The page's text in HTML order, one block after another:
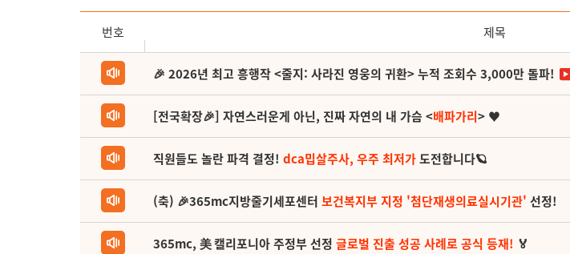
번호 제목
🎉 2026년 최고 흥행작 <줄지: 사라진 영웅의 귀환> 누적 조회수 3,000만 돌파!
[전국확장🎉] 자연스러운게 아닌, 진짜 자연의 내 가슴 <배파가리> ♥
직원들도 놀란 파격 결정! dca밉살주사, 우주 최저가도전합니다🪐
(축) 🎉365mc지방줄기세포센터 보건복지부 지정 '첨단재생의료실시기관' 선정!
365mc, 美 캘리포니아 주정부 선정 글로벌 진출 성공 사례로 공식 등재! 🏅